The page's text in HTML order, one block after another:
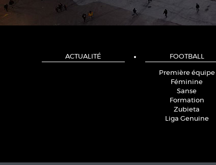
ACTUALITÉ FOOTBALL
Première équipe
Féminine
Sanse
Formation
Zubieta
Liga Genuine